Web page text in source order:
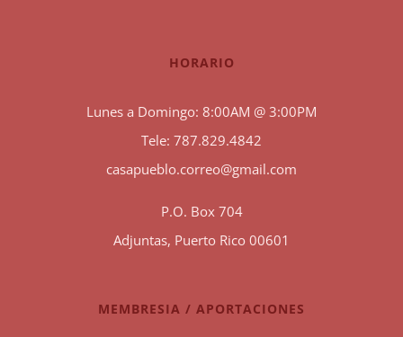
HORARIO
Lunes a Domingo: 8:00AM @ 3:00PM
Tele: 787.829.4842
casapueblo.correo@gmail.com
P.O. Box 704
Adjuntas, Puerto Rico 00601
MEMBRESIA / APORTACIONES